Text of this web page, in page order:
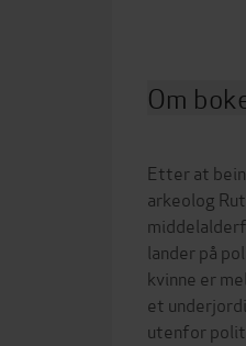
Om
Etter at
arkeolog
lander på
kvinne er
et
utenfor